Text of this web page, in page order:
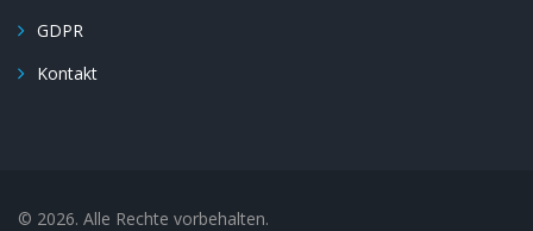
GDPR
Kontakt
© 2026. Alle Rechte vorbehalten.